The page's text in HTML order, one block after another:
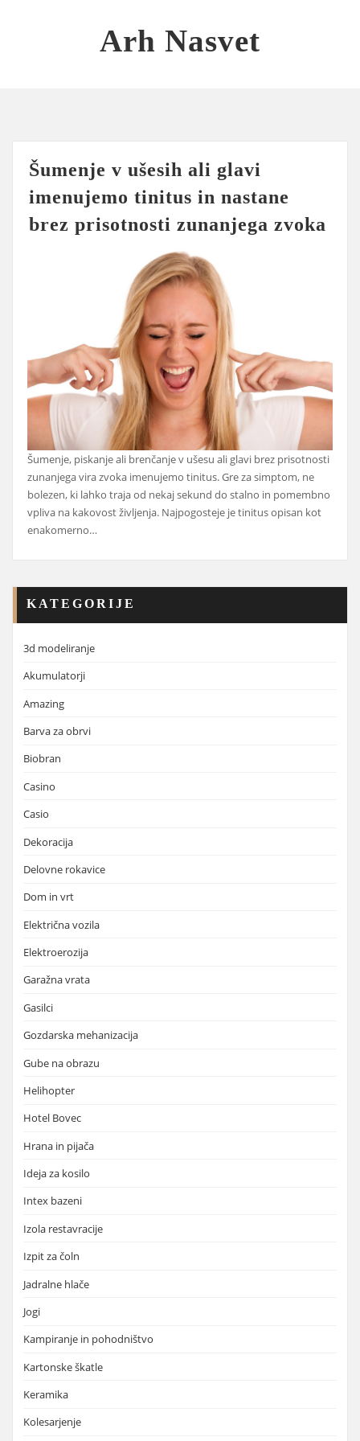
Arh Nasvet
Šumenje v ušesih ali glavi
imenujemo tinitus in nastane
brez prisotnosti zunanjega zvoka
Šumenje, piskanje ali brenčanje v ušesu ali glavi brez prisotnosti
zunanjega vira zvoka imenujemo tinitus. Gre za simptom, ne
bolezen, ki lahko traja od nekaj sekund do stalno in pomembno
vpliva na kakovost življenja. Najpogosteje je tinitus opisan kot
enakomerno…
KATEGORIJE
3d modeliranje
Akumulatorji
Amazing
Barva za obrvi
Biobran
Casino
Casio
Dekoracija
Delovne rokavice
Dom in vrt
Električna vozila
Elektroerozija
Garažna vrata
Gasilci
Gozdarska mehanizacija
Gube na obrazu
Helihopter
Hotel Bovec
Hrana in pijača
Ideja za kosilo
Intex bazeni
Izola restavracije
Izpit za čoln
Jadralne hlače
Jogi
Kampiranje in pohodništvo
Kartonske škatle
Keramika
Kolesarjenje